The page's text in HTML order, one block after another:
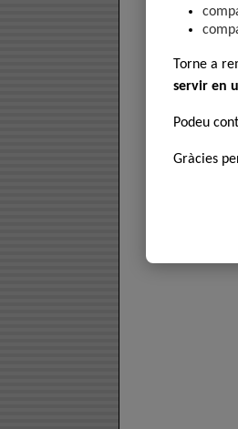
Torne a
servir en
Podeu
Gràcies